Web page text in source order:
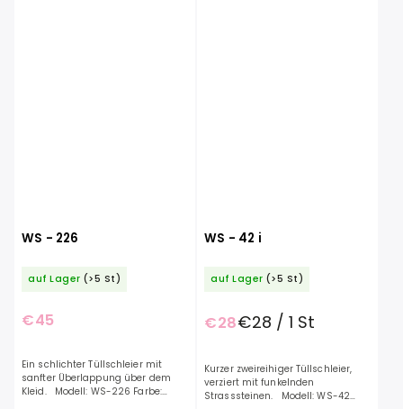
WS - 226
auf Lager (>5 St)
€45
Ein schlichter Tüllschleier mit
sanfter Überlappung über dem
Kleid. Modell: WS-226 Farbe:
WS - 42 i
auf Lager (>5 St)
€28€28 / 1 St
Kurzer zweireihiger Tüllschleier,
verziert mit funkelnden
Strasssteinen. Modell: WS-42